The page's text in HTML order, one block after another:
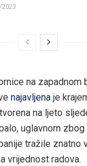
na zapadnom
najavljena je
na ljeto
uglavnom
tražile znatno
vrijednost radova.